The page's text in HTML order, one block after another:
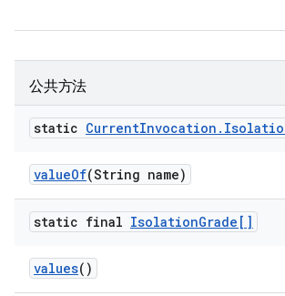
公共方法
static CurrentInvocation .
valueOf(String name)
static final IsolationGrade[]
values()